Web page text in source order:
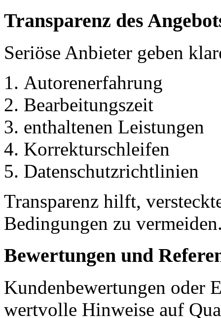
Transparenz des
Seriöse Anbieter geben
Autorenerfahrung
Bearbeitungszeit
enthaltenen Leistungen
Korrekturschleifen
Datenschutzrichtlinien
Transparenz hilft,
Bedingungen zu
Bewertungen und
Kundenbewertungen oder
wertvolle Hinweise auf